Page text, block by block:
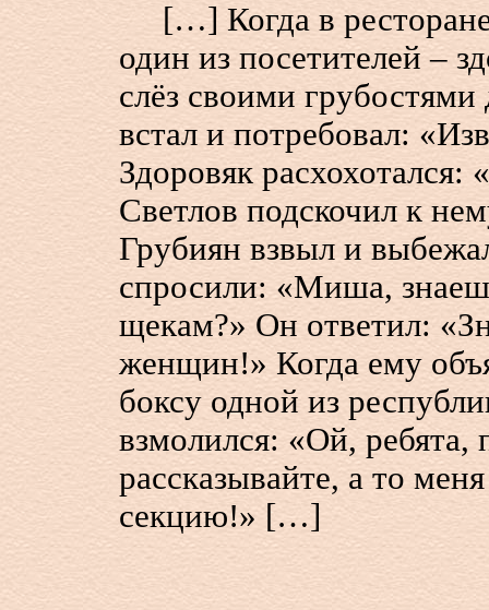
[…] Когда в
один из посетителей –
слёз своими
встал и потребовал:
Здоровяк расхохотался:
Светлов подскочил к
Грубиян взвыл и
спросили: «Миша,
щекам?» Он ответил:
женщин!» Когда ему
боксу одной из
взмолился: «Ой, ребята,
рассказывайте, а то
секцию!» […]